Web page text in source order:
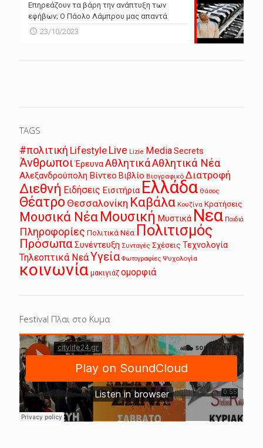
Επηρεάζουν τα βάρη την ανάπτυξη των
εφήβων; Ο Πάολο Λάμπρου μας απαντά
23/10/2023
TAGS
#πολιτική Lifestyle Live Lizie MediaSecrets
Άνθρωποι ΈρευναΑθλητικάΑθλητικά Νέα
Αλεξανδρούπολη Βίντεο Βιβλίο Βιογραφικό Διατροφή
Διεθνή Ειδήσεις Εισιτήρια Ελλάδα Θάσος
Θέατρο Θεσσαλονίκη Καβάλα Κουζίνα Κρατήσεις
Μουσικά Νέα Μουσική Μυστικά Νεα Παιδιά
Πληροφορίες Πολιτικά Νέα Πολιτισμός
ΠρόσωπαΣυνέντευξη Συνταγές Σχέσεις Τεχνολογία
Τηλεοπτικά ΝεάΥγεία Φωτογραφίες Ψυχολογία
κοινωνία μακιγιάζ ομορφιά
Festival Πλαι στο Κυμα